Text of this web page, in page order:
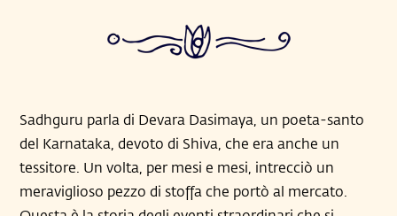
Sadhguru parla di Devara Dasimaya, un poeta-santo
del Karnataka, devoto di Shiva, che era anche un
tessitore. Un volta, per mesi e mesi, intrecciò un
meraviglioso pezzo di stoffa che portò al mercato.